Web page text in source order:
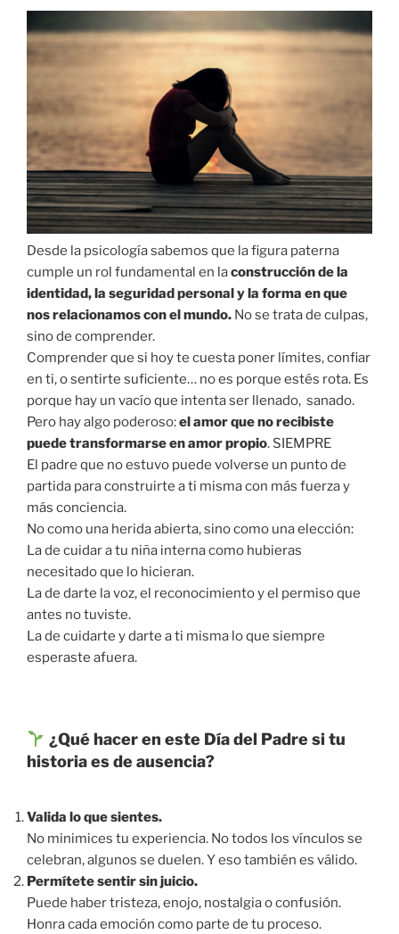
Desde la psicología sabemos que la figura paterna
cumple un rol fundamental en laconstrucción de la
identidad, la seguridad personal y la forma en que
nos relacionamos con el mundo. No se trata de culpas,
sino de comprender.
Comprender que si hoy te cuesta poner límites, confiar
en ti, o sentirte suficiente… no es porque estés rota. Es
porque hay un vacío que intenta ser llenado, sanado.
Pero hay algo poderoso:el amor que no recibiste
puede transformarse en amor propio. SIEMPRE
El padre que no estuvo puede volverse un punto de
partida para construirte a ti misma con más fuerza y
más conciencia.
No como una herida abierta, sino como una elección:
La de cuidar a tu niña interna como hubieras
necesitado que lo hicieran.
La de darte la voz, el reconocimiento y el permiso que
antes no tuviste.
La de cuidarte y darte a ti misma lo que siempre
esperaste afuera.
¿Qué hacer en este Día del Padre si tu
historia es de ausencia?
Valida lo que sientes.
No minimices tu experiencia. No todos los vínculos se
celebran, algunos se duelen. Y eso también es válido.
Permítete sentir sin juicio.
Puede haber tristeza, enojo, nostalgia o confusión.
Honra cada emoción como parte de tu proceso.